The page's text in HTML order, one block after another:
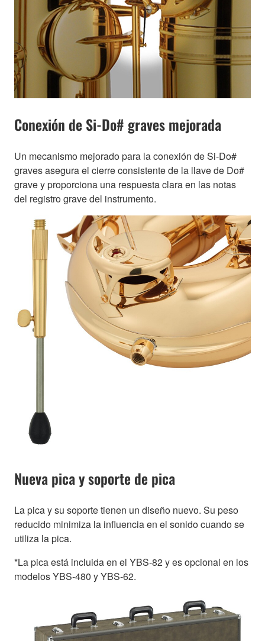
Conexión de Si-Do# graves mejorada
Un mecanismo mejorado para la conexión de Si-Do#
graves asegura el cierre consistente de la llave de Do#
grave y proporciona una respuesta clara en las notas
del registro grave del instrumento.
Nueva pica y soporte de pica
La pica y su soporte tienen un diseño nuevo. Su peso
reducido minimiza la influencia en el sonido cuando se
utiliza la pica.
*La pica está incluida en el YBS‑82 y es opcional en los
modelos YBS‑480 y YBS‑62.